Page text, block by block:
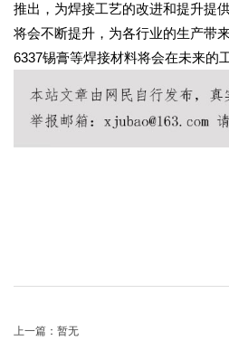
推出，为焊接工艺的改进和提升提
将会不断提升，为各行业的生产带
6337锡膏等焊接材料将会在未来的
上一篇：暂无